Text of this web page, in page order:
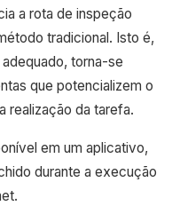
a rota de inspeção
tradicional. Isto é,
torna-se
que potencializem o
realização da tarefa.
em um aplicativo,
durante a execução